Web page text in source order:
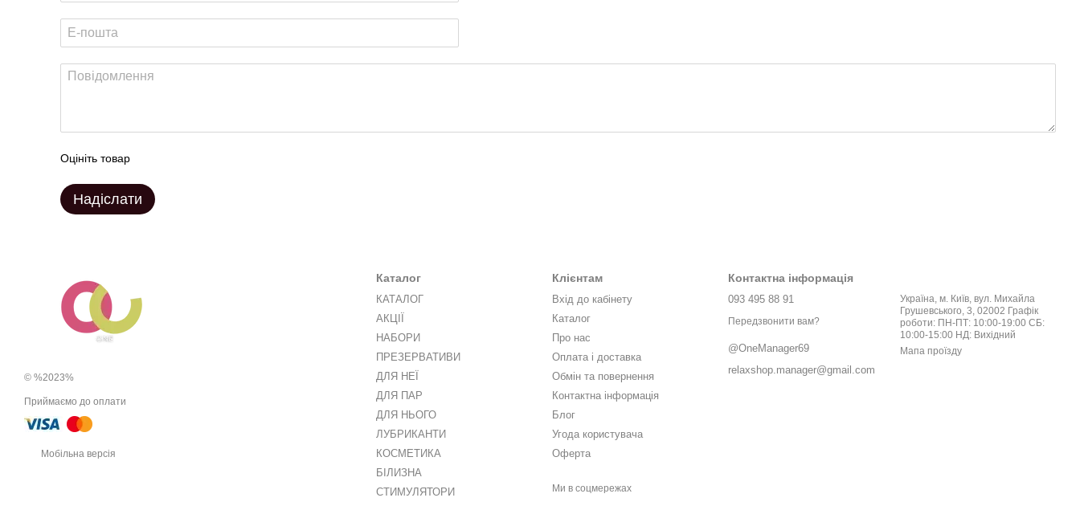
Оцініть товар
Надіслати
© %2023%
Приймаємо до оплати
Мобільна версія
Каталог
КАТАЛОГ
АКЦІЇ
НАБОРИ
ПРЕЗЕРВАТИВИ
ДЛЯ НЕЇ
ДЛЯ ПАР
ДЛЯ НЬОГО
ЛУБРИКАНТИ
КОСМЕТИКА
БІЛИЗНА
СТИМУЛЯТОРИ
Клієнтам
Вхід до кабінету
Каталог
Про нас
Оплата і доставка
Обмін та повернення
Контактна інформація
Блог
Угода користувача
Оферта
Ми в соцмережах
Контактна інформація
093 495 88 91
Передзвонити вам?
@OneManager69
relaxshop.manager@gmail.com
Україна, м. Київ, вул. Михайла
Грушевського, 3, 02002 Графік
роботи: ПН-ПТ: 10:00-19:00 СБ:
10:00-15:00 НД: Вихідний
Мапа проїзду